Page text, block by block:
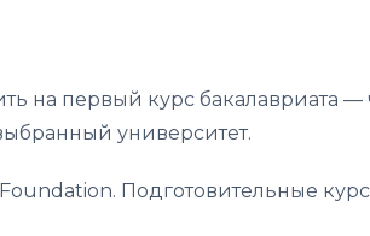
на первый курс бакалавриата —
университет.
Подготовительные